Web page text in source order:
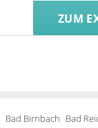
ZUM
Bad Birnbach Bad